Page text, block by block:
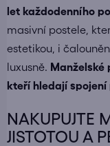
let každodenního
masivní postele ,
estetikou, i
luxusně. Manželské
kteří hledají
NAKUPUJTE
JISTOTOU A